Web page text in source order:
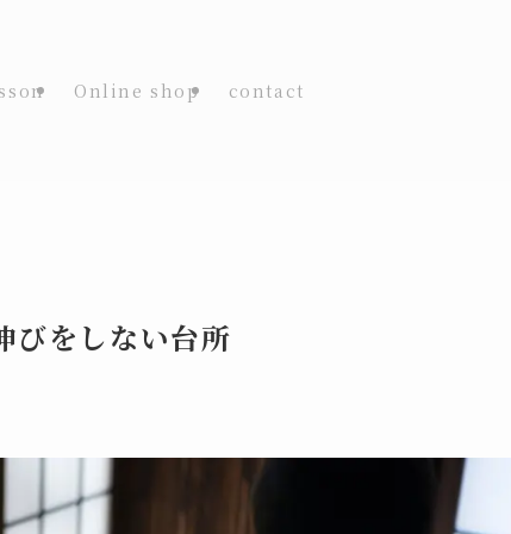
Online shop contact
びをしない台所